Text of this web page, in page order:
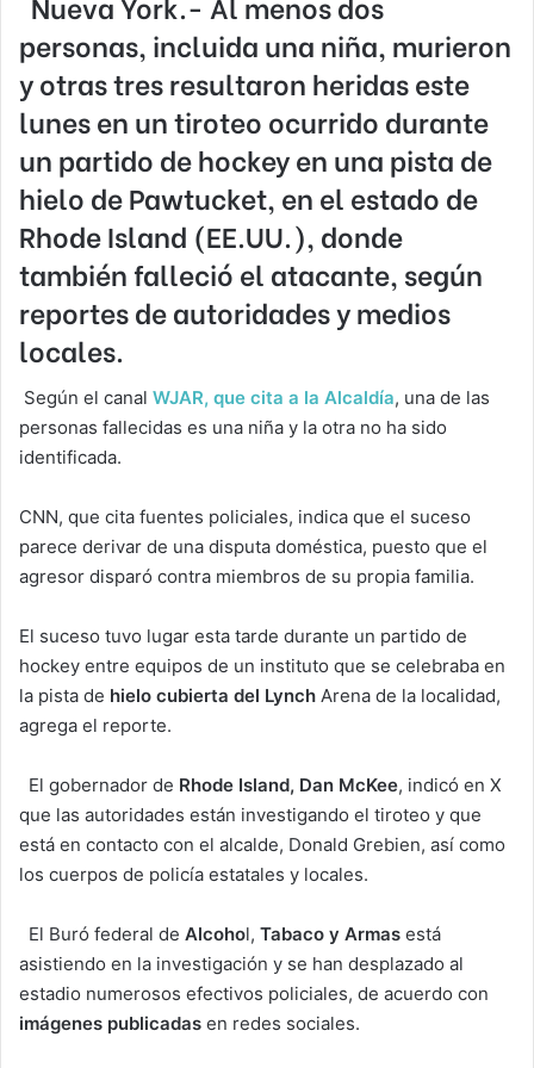
personas, incluida una niña, murieron
y otras tres resultaron heridas este
lunes en un tiroteo ocurrido durante
un partido de hockey en una pista de
hielo de Pawtucket, en el estado de
Rhode Island (EE.UU.), donde
también falleció el atacante, según
reportes de autoridades y medios
locales.
Según el canal WJAR, que cita a la Alcaldía, una de las
personas fallecidas es una niña y la otra no ha sido
identificada.
CNN, que cita fuentes policiales, indica que el suceso
parece derivar de una disputa doméstica, puesto que el
agresor disparó contra miembros de su propia familia.
El suceso tuvo lugar esta tarde durante un partido de
hockey entre equipos de un instituto que se celebraba en
la pista de hielo cubierta del Lynch Arena de la localidad,
agrega el reporte.
El gobernador de Rhode Island, Dan McKee, indicó en X
que las autoridades están investigando el tiroteo y que
está en contacto con el alcalde, Donald Grebien, así como
los cuerpos de policía estatales y locales.
El Buró federal de Alcohol, Tabaco y Armas está
asistiendo en la investigación y se han desplazado al
estadio numerosos efectivos policiales, de acuerdo con
imágenes publicadas en redes sociales.